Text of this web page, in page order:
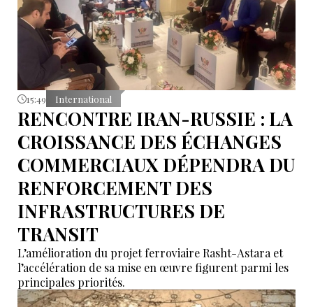
15:49 International
RENCONTRE IRAN-RUSSIE : LA
CROISSANCE DES ÉCHANGES
COMMERCIAUX DÉPENDRA DU
RENFORCEMENT DES
INFRASTRUCTURES DE
TRANSIT
L’amélioration du projet ferroviaire Rasht-Astara et
l’accélération de sa mise en œuvre figurent parmi les
principales priorités.